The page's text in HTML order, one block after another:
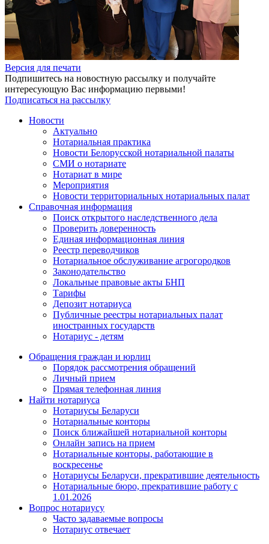
Версия для печати
Подпишитесь на новостную рассылку и получайте
интересующую Вас информацию первыми!
Подписаться на рассылку
Новости
Актуально
Нотариальная практика
Новости Белорусской нотариальной палаты
СМИ о нотариате
Нотариат в мире
Мероприятия
Новости территориальных нотариальных палат
Справочная информация
Поиск открытого наследственного дела
Проверить доверенность
Единая информационная линия
Реестр переводчиков
Нотариальное обслуживание агрогородков
Законодательство
Локальные правовые акты БНП
Тарифы
Депозит нотариуса
Публичные реестры нотариальных палат
иностранных государств
Нотариус - детям
Обращения граждан и юрлиц
Порядок рассмотрения обращений
Личный прием
Прямая телефонная линия
Найти нотариуса
Нотариусы Беларуси
Нотариальные конторы
Поиск ближайшей нотариальной конторы
Онлайн запись на прием
Нотариальные конторы, работающие в
воскресенье
Нотариусы Беларуси, прекратившие деятельность
Нотариальные бюро, прекратившие работу с
1.01.2026
Вопрос нотариусу
Часто задаваемые вопросы
Нотариус отвечает